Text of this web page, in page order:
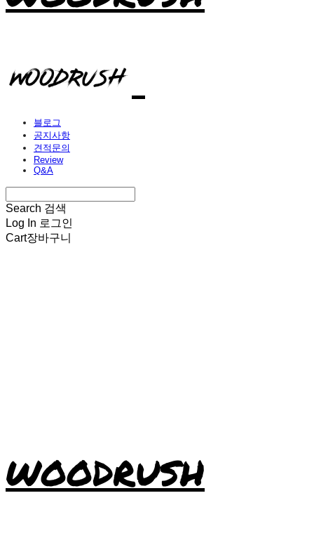
블로그
공지사항
견적문의
Review
Q&A
Search 검색
Log In 로그인
Cart장바구니
WOODRUSH